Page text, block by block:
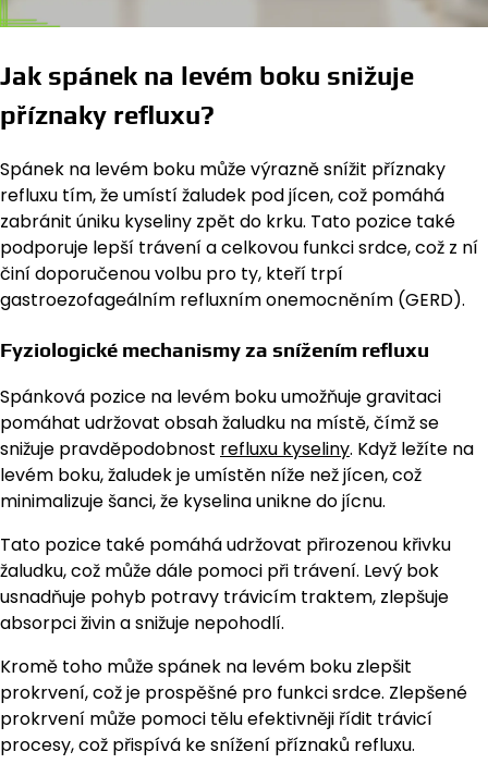
Jak spánek na levém boku snižuje
příznaky refluxu?
Spánek na levém boku může výrazně snížit příznaky
refluxu tím, že umístí žaludek pod jícen, což pomáhá
zabránit úniku kyseliny zpět do krku. Tato pozice také
podporuje lepší trávení a celkovou funkci srdce, což z ní
činí doporučenou volbu pro ty, kteří trpí
gastroezofageálním refluxním onemocněním (GERD).
Fyziologické mechanismy za snížením refluxu
Spánková pozice na levém boku umožňuje gravitaci
pomáhat udržovat obsah žaludku na místě, čímž se
snižuje pravděpodobnost refluxu kyseliny. Když ležíte na
levém boku, žaludek je umístěn níže než jícen, což
minimalizuje šanci, že kyselina unikne do jícnu.
Tato pozice také pomáhá udržovat přirozenou křivku
žaludku, což může dále pomoci při trávení. Levý bok
usnadňuje pohyb potravy trávicím traktem, zlepšuje
absorpci živin a snižuje nepohodlí.
Kromě toho může spánek na levém boku zlepšit
prokrvení, což je prospěšné pro funkci srdce. Zlepšené
prokrvení může pomoci tělu efektivněji řídit trávicí
procesy, což přispívá ke snížení příznaků refluxu.